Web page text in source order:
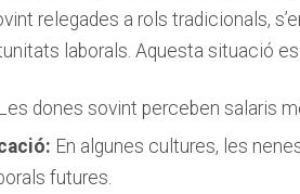
relegades a rols tradicionals,
laborals. Aquesta‌ situació
Les dones sovint perceben salaris
En algunes cultures, les
futures.